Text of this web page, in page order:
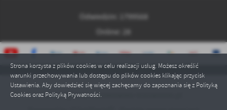
Strona korzysta z plików cookies w celu realizacji usług. Możesz określić
warunki przechowywania lub dostępu do plików cookies klikając przycisk
Ustawienia. Aby dowiedzieć się więcej zachęcamy do zapoznania się z Polityką
Cookies oraz Polityką Prywatności.
Odwiedzin: 1799568
Online: 28
Copyright by czarnkowsko-trzcianecki.pl